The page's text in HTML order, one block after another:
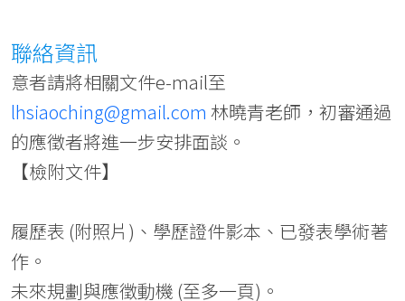
聯絡資訊
意者請將相關文件e-mail至
lhsiaoching@gmail.com 林曉青老師，初審通過
的應徵者將進一步安排面談。
【檢附文件】
履歷表 (附照片)、學歷證件影本、已發表學術著
作。
未來規劃與應徵動機 (至多一頁)。